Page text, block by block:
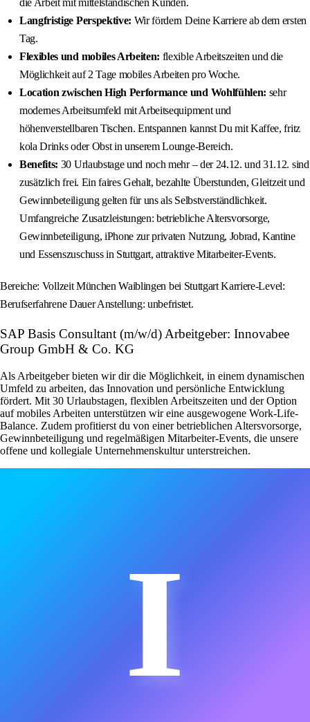
die Arbeit mit mittelständischen Kunden.
Langfristige Perspektive: Wir fördern Deine Karriere ab dem ersten
Tag.
Flexibles und mobiles Arbeiten: flexible Arbeitszeiten und die
Möglichkeit auf 2 Tage mobiles Arbeiten pro Woche.
Location zwischen High Performance und Wohlfühlen: sehr
modernes Arbeitsumfeld mit Arbeitsequipment und
höhenverstellbaren Tischen. Entspannen kannst Du mit Kaffee, fritz
kola Drinks oder Obst in unserem Lounge-Bereich.
Benefits: 30 Urlaubstage und noch mehr – der 24.12. und 31.12. sind
zusätzlich frei. Ein faires Gehalt, bezahlte Überstunden, Gleitzeit und
Gewinnbeteiligung gelten für uns als Selbstverständlichkeit.
Umfangreiche Zusatzleistungen: betriebliche Altersvorsorge,
Gewinnbeteiligung, iPhone zur privaten Nutzung, Jobrad, Kantine
und Essenszuschuss in Stuttgart, attraktive Mitarbeiter-Events.
Bereiche: Vollzeit München Waiblingen bei Stuttgart Karriere-Level:
Berufserfahrene Dauer Anstellung: unbefristet.
SAP Basis Consultant (m/w/d) Arbeitgeber: Innovabee
Group GmbH & Co. KG
Als Arbeitgeber bieten wir dir die Möglichkeit, in einem dynamischen
Umfeld zu arbeiten, das Innovation und persönliche Entwicklung
fördert. Mit 30 Urlaubstagen, flexiblen Arbeitszeiten und der Option
auf mobiles Arbeiten unterstützen wir eine ausgewogene Work-Life-
Balance. Zudem profitierst du von einer betrieblichen Altersvorsorge,
Gewinnbeteiligung und regelmäßigen Mitarbeiter-Events, die unsere
offene und kollegiale Unternehmenskultur unterstreichen.
I